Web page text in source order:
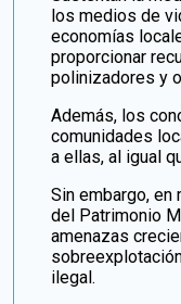
los medios de
economías
proporcionar
polinizadores y
Además, los
comunidades
a ellas, al igual
Sin embargo,
del Patrimonio
amenazas
ilegal.